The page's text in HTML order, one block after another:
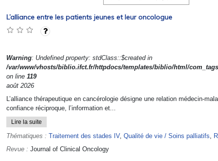
L’alliance entre les patients jeunes et leur oncologue
Warning: Undefined property: stdClass::$created in
/var/www/vhosts/biblio.ifct.fr/httpdocs/templates/biblio/html/
on line 119
août 2026
L’alliance thérapeutique en cancérologie désigne une relation médecin-
confiance réciproque, l’information et...
Lire la suite
Thématiques : Traitement des stades IV, Qualité de vie / Soins palliatifs,
Revue : Journal of Clinical Oncology